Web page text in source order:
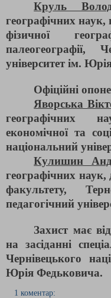
Круль
географічних наук,
фізичної
палеогеографії,
університет ім.
Офіційні
Яворська
географічних
економічної та
національний
Кулишин
географічних наук,
факультету,
педагогічний
Захист має
на засіданні
Чернівецького
Юрія Федьковича.
1 коментар: